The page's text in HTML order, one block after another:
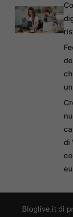
di
Bloglive.it di